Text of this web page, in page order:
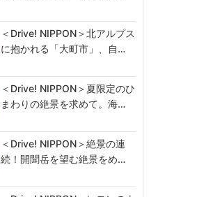
＜Drive! NIPPON＞北アルプス
に抱かれる「大町市」、自…
＜Drive! NIPPON＞夏限定のひ
まわりの絶景を求めて。海…
＜Drive! NIPPON＞絶景の連
続！開聞岳を望む絶景をめ…